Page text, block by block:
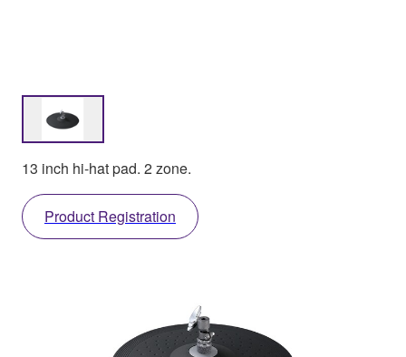
13 inch hi-hat pad. 2 zone.
Product Registration